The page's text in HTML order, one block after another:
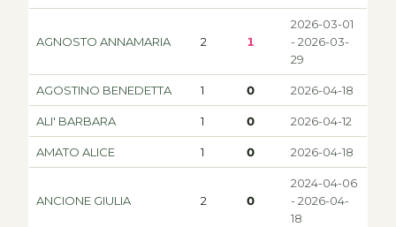
AGNOSTO ANNAMARIA 2 1
2026-03-01
- 2026-03-
29
AGOSTINO BENEDETTA 1 0 2026-04-18
ALI' BARBARA 1 0 2026-04-12
AMATO ALICE 1 0 2026-04-18
ANCIONE GIULIA 2 0
2024-04-06
- 2026-04-
18